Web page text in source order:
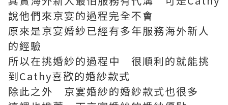
說他們來京宴的過程完全不會
原來是京宴婚紗已經有多年服務海外新人
的經驗
所以在挑婚紗的過程中 很順利的就能挑
到Cathy喜歡的婚紗款式
除此之外 京宴婚紗的婚紗款式也很多